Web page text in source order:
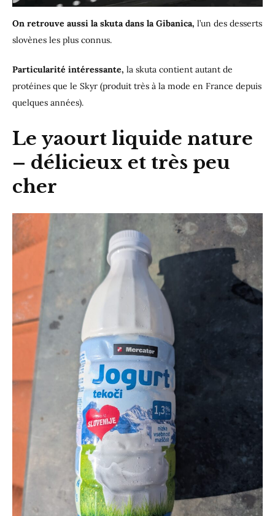
On retrouve aussi la skuta dans la Gibanica, l’un des desserts
slovènes les plus connus.
Particularité intéressante, la skuta contient autant de
protéines que le Skyr (produit très à la mode en France depuis
quelques années).
Le yaourt liquide nature
– délicieux et très peu
cher